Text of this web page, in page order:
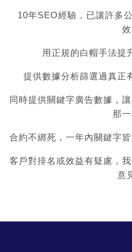
10年SEO經驗，已讓許多
效
用正規的白帽手法提
提供數據分析篩選過真正
同時提供關鍵字廣告數據，
那一
合約不綁死，一年內關鍵字
客戶對排名或效益有疑慮，
意